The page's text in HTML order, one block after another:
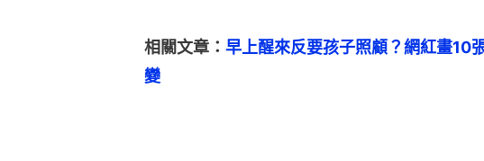
相關文章： 早上醒來反要孩子照顧？網紅畫10
變